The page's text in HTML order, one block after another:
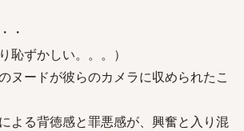
・
恥ずかしい。。。）
ヌードが彼らのカメラに収められたこ
よる背徳感と罪悪感が、興奮と入り混